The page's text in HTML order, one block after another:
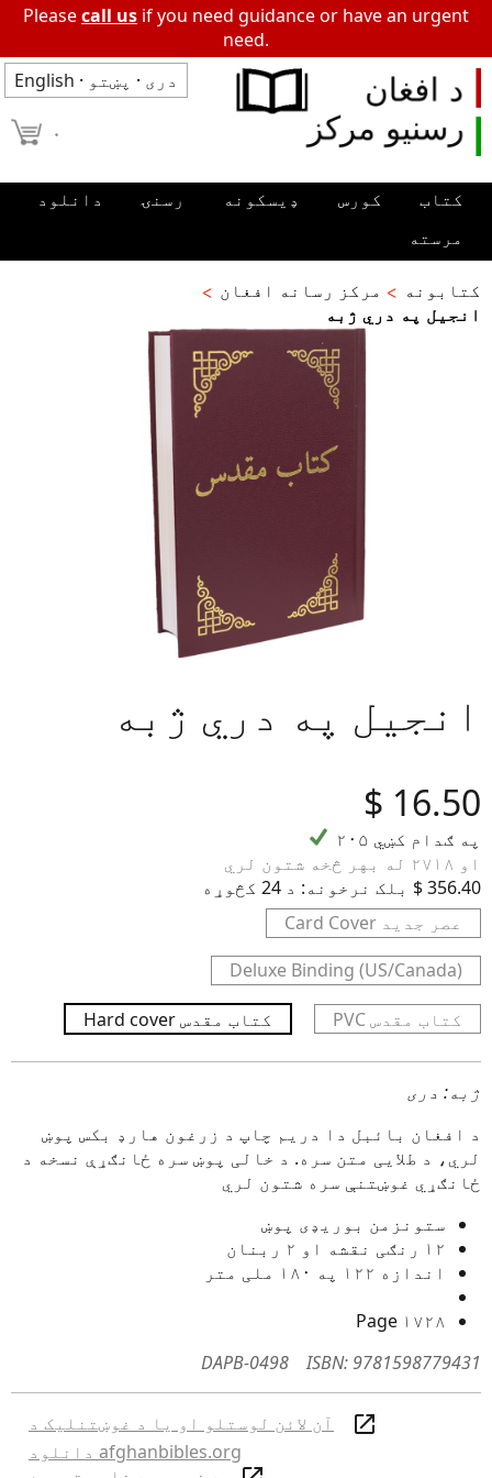
Pleasecall us if you need guidance or have an urgent
need.
English · دری · پښتو
۰
کتاب کورس ډیسکونه رسنۍ
دانلود
مرسته
مرکز رسانه افغان
کتابونه
انجیل په دري ژبه
انجیل په دري ژبه
‎$ 16.50
۲۰۵ په ګدام کښي
او ۲۷۱۸ له بهر څخه شتون لري
بلک نرخونه: د 24 کڅوړه ‎$ 356.40
Card Cover عصر جدید
Deluxe Binding (US/Canada)
Hard cover کتاب مقدس PVC کتاب مقدس
ژبه: دری
د افغان بائبل دا دریم چاپ د زرغون هارډ بکس پوښ
لري، د طلایی متن سره. د خالی پوښ سره ځانګړې نسخه د
ځانګړي غوښتنې سره شتون لري
ستونزمن بوریډی پوښ
۱۲ رنګی نقشه او ۲ ربنان
اندازه ۱۲۲ په ۱۸۰ ملی متر
۱۷۲۸ Page
DAPB-0498 ISBN: 9781598779431
آن لائن لوستلو او يا د غوښتنليک د
afghanbibles.org دانلود